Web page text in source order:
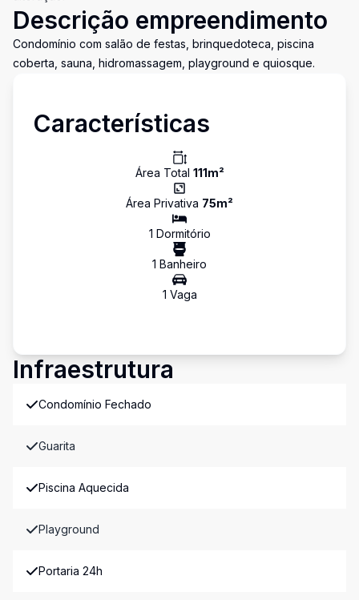
Descrição empreendimento
Condomínio com salão de festas, brinquedoteca, piscina
coberta, sauna, hidromassagem, playground e quiosque.
Características
Área Total 111m²
Área Privativa 75m²
1 Dormitório
1 Banheiro
1 Vaga
Infraestrutura
Condomínio Fechado
Guarita
Piscina Aquecida
Playground
Portaria 24h